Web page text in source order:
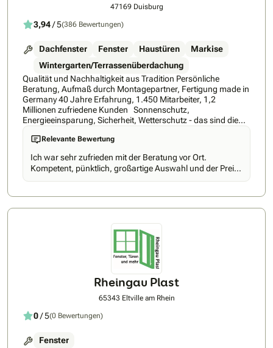
47169 Duisburg
3,94/ 5(386 Bewertungen)
Dachfenster Fenster Haustüren
Markise
Wintergarten/Terrassenüberdachung
Qualität und Nachhaltigkeit aus Tradition Persönliche
Beratung, Aufmaß durch Montagepartner, Fertigung made in
Germany 40 Jahre Erfahrung, 1.450 Mitarbeiter, 1,2
Millionen zufriedene Kunden Sonnenschutz,
Energieeinsparung, Sicherheit, Wetterschutz - das sind die
Stärken von HEIM & HAUS. Hinzu kommt ein einzigartiges
Vertriebskonzept: Ohne den sonst üblichen Zwischenhandel
liefern wir direkt ab Werk maßgefertigte Qualitätsprodukte
"Made in Germany" - zu einem ausgezeichneten Preis-
Leistungs-Verhältnis. Typisch HEIM & HAUS ist auch die
persönliche Produktberatung durch den HEIM & HAUS-
Problemlösungen vor. Anschließend wird das ausgewählte
Produkt nach exaktem Aufmaß passgenau in eigenen
deutschen Werken produziert. Abgerundet wird das Angebot
von HEIM & HAUS durch versierte Montagepartner, die für
eine fachgerechte Montage und zuverlässigen Service
sorgen. Wie gut das HEIM & HAUS-Produkt- und
Dienstleistungskonzept ankommt, zeigen die vergangenen
vier Jahrzehnte: Bundesweit sind mehr als 1,2 Millionen
Relevante Bewertung
Ich war sehr zufrieden mit der Beratung vor Ort.
Kompetent, pünktlich, großartige Auswahl und der Preis
stimmt auch.
Rheingau Plast
65343 Eltville am Rhein
0/ 5(0 Bewertungen)
Fenster